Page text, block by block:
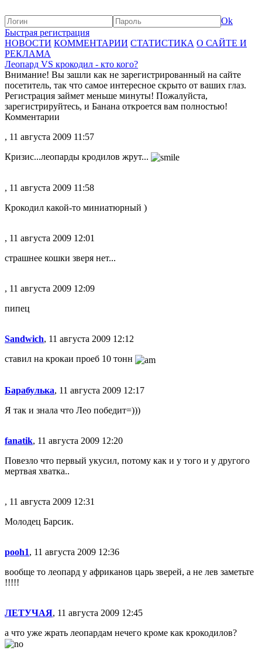
Ok
Быстрая регистрация
НОВОСТИ КОММЕНТАРИИ СТАТИСТИКА О САЙТЕ И
РЕКЛАМА
Леопард VS крокодил - кто кого?
Внимание! Вы зашли как не зарегистрированный на сайте
посетитель, так что самое интересное скрыто от ваших глаз.
Регистрация займет меньше минуты! Пожалуйста,
зарегистрируйтесь, и Банана откроется вам полностью!
Комментарии
, 11 августа 2009 11:57
Кризис...леопарды кродилов жрут...
, 11 августа 2009 11:58
Крокодил какой-то миниатюрный )
, 11 августа 2009 12:01
страшнее кошки зверя нет...
, 11 августа 2009 12:09
пипец
Sandwich, 11 августа 2009 12:12
ставил на крокаи проеб 10 тонн
Барабулька, 11 августа 2009 12:17
Я так и знала что Лео победит=)))
fanatik, 11 августа 2009 12:20
Повезло что первый укусил, потому как и у того и у другого
мертвая хватка..
, 11 августа 2009 12:31
Молодец Барсик.
pooh1, 11 августа 2009 12:36
вообще то леопард у африканов царь зверей, а не лев заметьте
!!!!!
ЛЕТУЧАЯ, 11 августа 2009 12:45
а что уже жрать леопардам нечего кроме как крокодилов?